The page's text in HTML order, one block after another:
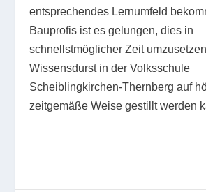
entsprechendes Lernumfeld
Bauprofis ist es gelungen, dies in
schnellstmöglicher Zeit
Wissensdurst in der Volksschule
Scheiblingkirchen-Thernberg auf
zeitgemäße Weise gestillt werden